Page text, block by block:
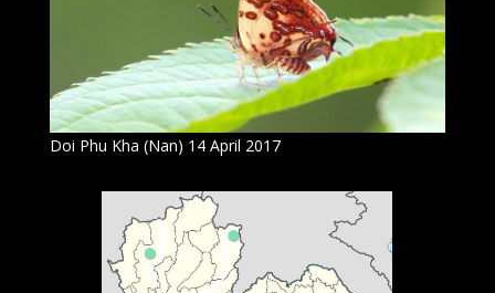
Doi Phu Kha (Nan) 14 April 2017